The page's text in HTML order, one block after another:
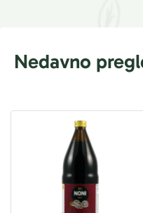
Nedavno